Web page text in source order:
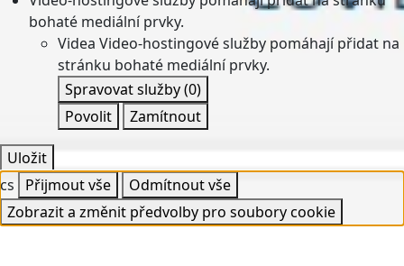
bohaté mediální prvky.
Videa Video-hostingové služby pomáhají přidat na
stránku bohaté mediální prvky.
Spravovat služby(0)
Povolit
Zamítnout
Uložit
cs
Přijmout vše
Odmítnout vše
Zobrazit a změnit předvolby pro soubory cookie